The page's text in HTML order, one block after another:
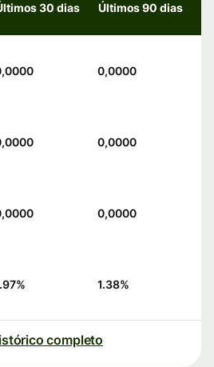
30 dias Últimos 90 dias
0,0000
0,0000
0,0000
% 1.38%
completo